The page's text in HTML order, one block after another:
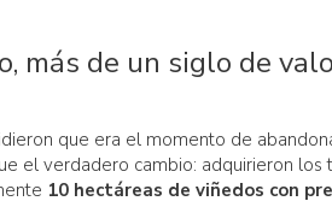
más de un siglo de
que era el momento de
el verdadero cambio: adquirieron los
10 hectáreas de viñedos con